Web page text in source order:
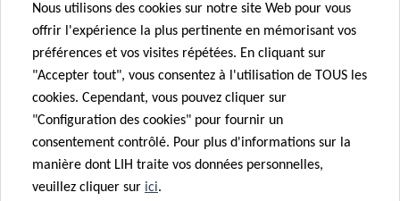
Nous utilisons des cookies sur notre site Web pour vous
offrir l'expérience la plus pertinente en mémorisant vos
préférences et vos visites répétées. En cliquant sur
"Accepter tout", vous consentez à l'utilisation de TOUS les
cookies. Cependant, vous pouvez cliquer sur
"Configuration des cookies" pour fournir un
consentement contrôlé. Pour plus d'informations sur la
manière dont LIH traite vos données personnelles,
veuillez cliquer sur ici.